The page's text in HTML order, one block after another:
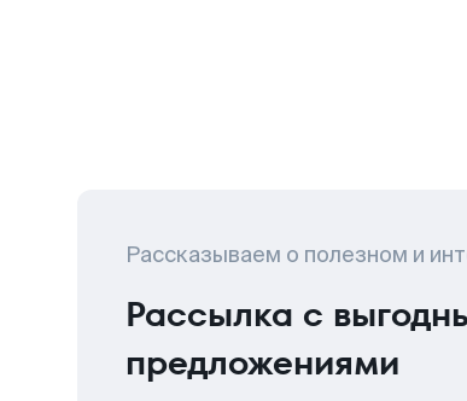
Рассказываем о полезном и
Рассылка с
предложениями